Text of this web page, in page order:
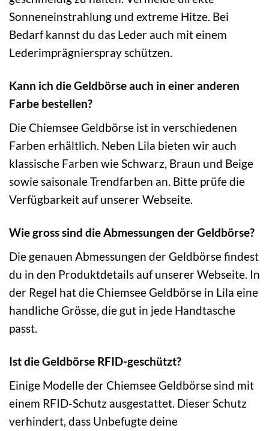
Sonneneinstrahlung und extreme Hitze. Bei
Bedarf kannst du das Leder auch mit einem
Lederimprägnierspray schützen.
Kann ich die Geldbörse auch in einer anderen
Farbe bestellen?
Die Chiemsee Geldbörse ist in verschiedenen
Farben erhältlich. Neben Lila bieten wir auch
klassische Farben wie Schwarz, Braun und Beige
sowie saisonale Trendfarben an. Bitte prüfe die
Verfügbarkeit auf unserer Webseite.
Wie gross sind die Abmessungen der Geldbörse?
Die genauen Abmessungen der Geldbörse findest
du in den Produktdetails auf unserer Webseite. In
der Regel hat die Chiemsee Geldbörse in Lila eine
handliche Grösse, die gut in jede Handtasche
passt.
Ist die Geldbörse RFID-geschützt?
Einige Modelle der Chiemsee Geldbörse sind mit
einem RFID-Schutz ausgestattet. Dieser Schutz
verhindert, dass Unbefugte deine